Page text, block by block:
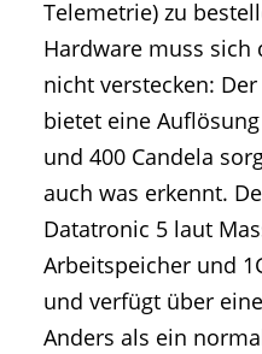
Telemetrie) zu
Hardware muss sich
nicht verstecken:
bietet eine
und 400 Candela
auch was erkennt.
Datatronic 5 laut
Arbeitspeicher und
und verfügt über
Anders als ein